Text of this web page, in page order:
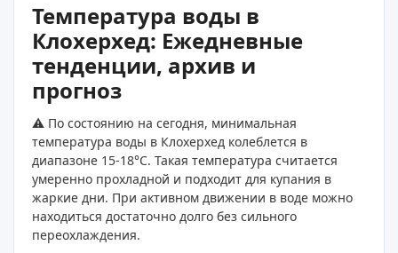
Температура воды в
Клохерхед: Ежедневные
тенденции, архив и
прогноз
⚠️ По состоянию на сегодня, минимальная
температура воды в Клохерхед колеблется в
диапазоне 15-18°C. Такая температура считается
умеренно прохладной и подходит для купания в
жаркие дни. При активном движении в воде можно
находиться достаточно долго без сильного
переохлаждения.